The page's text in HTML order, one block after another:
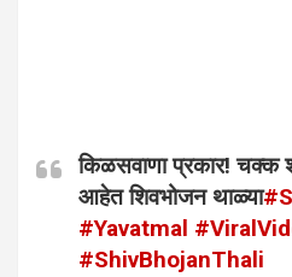
किळसवाणा प्रकार! चक्क
आहेत शिवभोजन थाळ्या
#Yavatmal
#ShivBhojanThali